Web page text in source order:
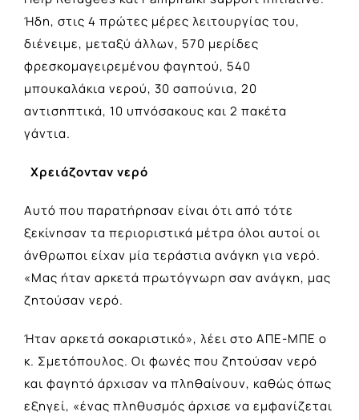
Ήδη, στις 4 πρώτες μέρες λειτουργίας του,
διένειμε, μεταξύ άλλων, 570 μερίδες
φρεσκομαγειρεμένου φαγητού, 540
μπουκαλάκια νερού, 30 σαπούνια, 20
αντισηπτικά, 10 υπνόσακους και 2 πακέτα
γάντια.
Χρειάζονταν νερό
Αυτό που παρατήρησαν είναι ότι από τότε
ξεκίνησαν τα περιοριστικά μέτρα όλοι αυτοί οι
άνθρωποι είχαν μία τεράστια ανάγκη για νερό.
«Μας ήταν αρκετά πρωτόγνωρη σαν ανάγκη, μας
ζητούσαν νερό.
Ήταν αρκετά σοκαριστικό», λέει στο ΑΠΕ-ΜΠΕ ο
κ. Σμετόπουλος. Οι φωνές που ζητούσαν νερό
και φαγητό άρχισαν να πληθαίνουν, καθώς όπως
εξηγεί, «ένας πληθυσμός άρχισε να εμφανίζεται